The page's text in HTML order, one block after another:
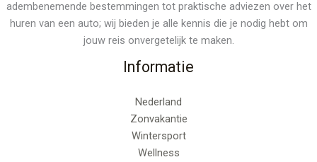
adembenemende bestemmingen tot praktische adviezen over het
huren van een auto; wij bieden je alle kennis die je nodig hebt om
jouw reis onvergetelijk te maken.
Informatie
Nederland
Zonvakantie
Wintersport
Wellness